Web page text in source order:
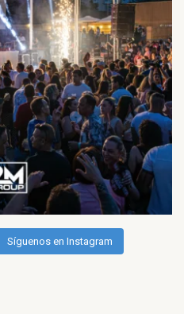
Síguenos en Instagram